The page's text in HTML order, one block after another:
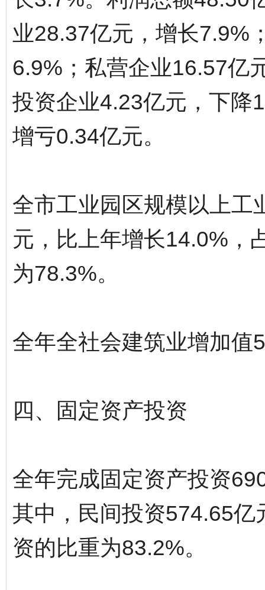
业28.37亿元，增长7.9%
6.9%；私营企业16.57亿
投资企业4.23亿元，下降
增亏0.34亿元。
全市工业园区规模以上工
元，比上年增长14.0%，
为78.3%。
全年全社会建筑业增加值
四、固定资产投资
全年完成固定资产投资
其中，民间投资574.65
资的比重为83.2%。